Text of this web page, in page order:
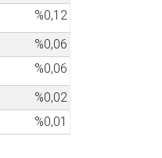
%0,12
%0,06
%0,06
%0,02
%0,01